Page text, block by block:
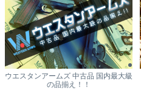
ウエスタンアームズ 中古品 国内最大級
の品揃え！！